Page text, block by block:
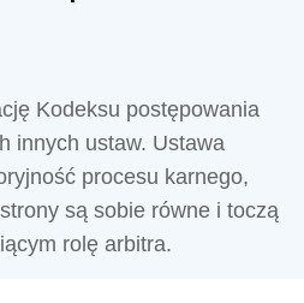
Kodeksu postępowania
innych ustaw. Ustawa
procesu karnego,
są sobie równe i toczą
rolę arbitra.